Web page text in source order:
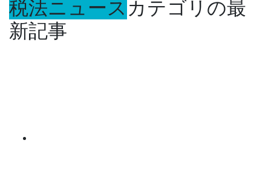
税法ニュース カテゴリの最
新記事